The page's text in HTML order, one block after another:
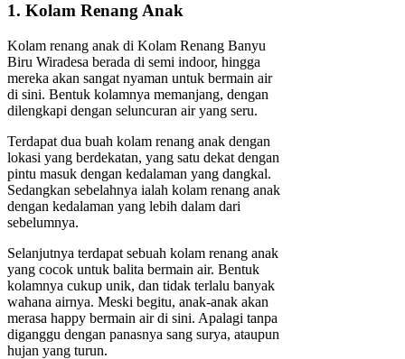
1. Kolam Renang Anak
Kolam renang anak di Kolam Renang Banyu
Biru Wiradesa berada di semi indoor, hingga
mereka akan sangat nyaman untuk bermain air
di sini. Bentuk kolamnya memanjang, dengan
dilengkapi dengan seluncuran air yang seru.
Terdapat dua buah kolam renang anak dengan
lokasi yang berdekatan, yang satu dekat dengan
pintu masuk dengan kedalaman yang dangkal.
Sedangkan sebelahnya ialah kolam renang anak
dengan kedalaman yang lebih dalam dari
sebelumnya.
Selanjutnya terdapat sebuah kolam renang anak
yang cocok untuk balita bermain air. Bentuk
kolamnya cukup unik, dan tidak terlalu banyak
wahana airnya. Meski begitu, anak-anak akan
merasa happy bermain air di sini. Apalagi tanpa
diganggu dengan panasnya sang surya, ataupun
hujan yang turun.